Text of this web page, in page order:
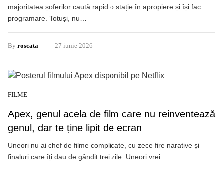
majoritatea șoferilor caută rapid o stație în apropiere și își fac
programare. Totuși, nu…
By roscata 27 iunie 2026
FILME
Apex, genul acela de film care nu reinventează
genul, dar te ține lipit de ecran
Uneori nu ai chef de filme complicate, cu zece fire narative și
finaluri care îți dau de gândit trei zile. Uneori vrei…